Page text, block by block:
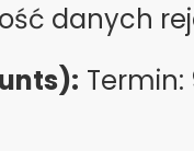
danych